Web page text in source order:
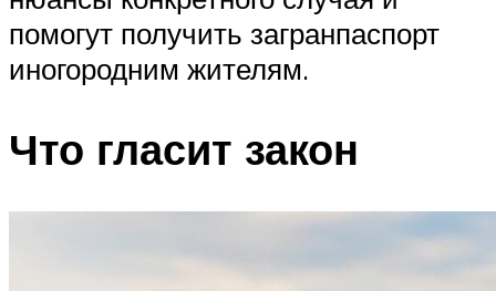
помогут получить загранпаспорт
иногородним жителям.
Что гласит закон